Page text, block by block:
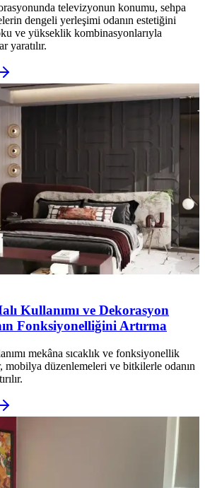
televizyonun konumu, sehpa
dengeli yerleşimi odanın estetiğini
ve yükseklik kombinasyonlarıyla
yaratılır.
Kullanımı ve Dekorasyon
Fonksiyonelliğini Artırma
mekâna sıcaklık ve fonksiyonellik
mobilya düzenlemeleri ve bitkilerle odanın